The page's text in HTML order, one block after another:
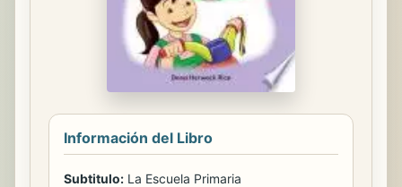
Información del Libro
Subtitulo: La Escuela Primaria